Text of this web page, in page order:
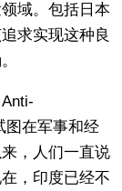
域。包括日本
求实现这种良
图在军事和经
，人们一直说
，印度已经不